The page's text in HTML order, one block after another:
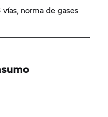
norma de gases